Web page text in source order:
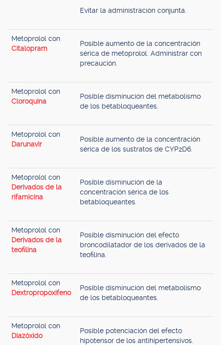
Evitar la administración conjunta.
Metoprolol con
Citalopram
Posible aumento de la concentración
sérica de metoprolol. Administrar con
precaución.
Metoprolol con
Cloroquina
Posible disminución del metabolismo
de los betabloqueantes.
Metoprolol con
Darunavir
Posible aumento de la concentración
sérica de los sustratos de CYP2D6.
Metoprolol con
Derivados de la
rifamicina
Posible disminución de la
concentración sérica de los
betabloqueantes.
Metoprolol con
Derivados de la
teofilina
Posible disminución del efecto
broncodilatador de los derivados de la
teofilina.
Metoprolol con
Dextropropoxifeno
Posible disminución del metabolismo
de los betabloqueantes.
Metoprolol con
Diazóxido
Posible potenciación del efecto
hipotensor de los antihipertensivos.